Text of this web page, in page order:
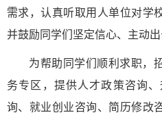
需求，认真听取用人单位对学
并鼓励同学们坚定信心、主动出
为帮助同学们顺利求职，
务专区，提供人才政策咨询
询、就业创业咨询、简历修改